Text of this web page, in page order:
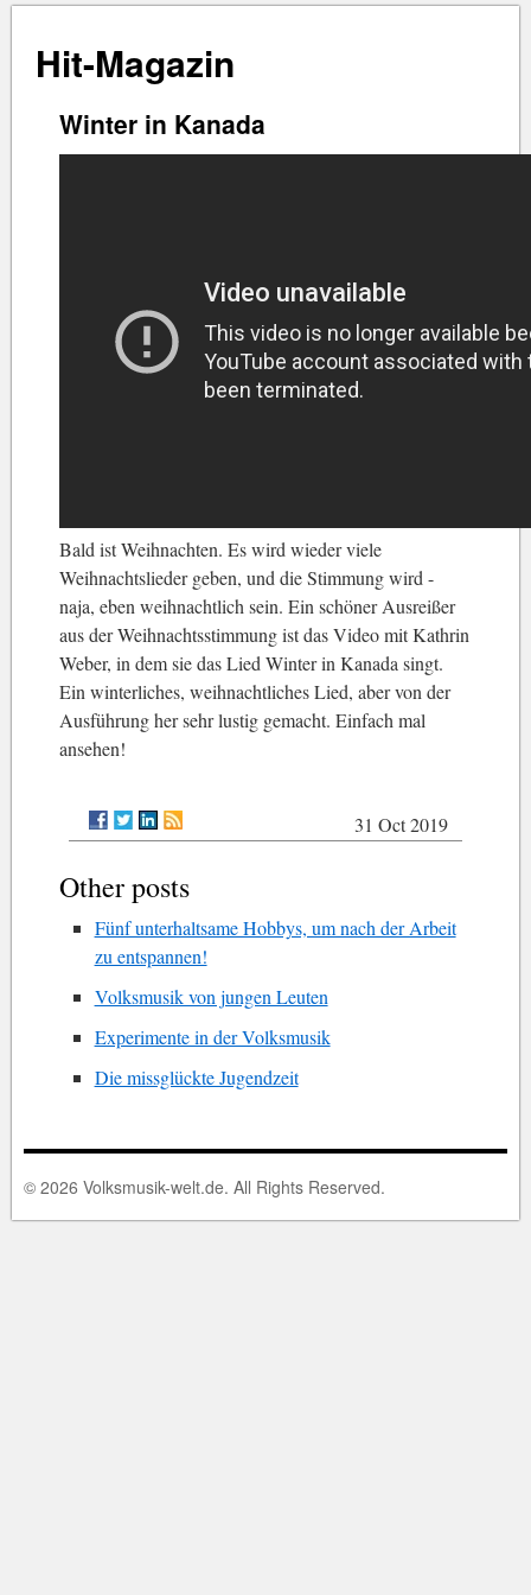
Hit-Magazin
Winter in Kanada
Bald ist Weihnachten. Es wird wieder viele
Weihnachtslieder geben, und die Stimmung wird -
naja, eben weihnachtlich sein. Ein schöner Ausreißer
aus der Weihnachtsstimmung ist das Video mit Kathrin
Weber, in dem sie das Lied Winter in Kanada singt.
Ein winterliches, weihnachtliches Lied, aber von der
Ausführung her sehr lustig gemacht. Einfach mal
ansehen!
31 Oct 2019
Other posts
Fünf unterhaltsame Hobbys, um nach der Arbeit
zu entspannen!
Volksmusik von jungen Leuten
Experimente in der Volksmusik
Die missglückte Jugendzeit
© 2026 Volksmusik-welt.de. All Rights Reserved.